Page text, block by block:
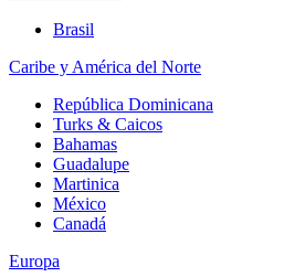
Brasil
Caribe y América del Norte
República Dominicana
Turks & Caicos
Bahamas
Guadalupe
Martinica
México
Canadá
Europa